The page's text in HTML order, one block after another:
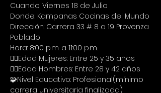
Cuando: Viernes 18 de Julio
Donde: Kampanas Cocinas del Mundo
Dirección: Carrera 33 # 8 a 19 Provenza
Poblado
Hora: 8:00 p.m. a 11:00 p.m.
🙋‍♀Edad Mujeres: Entre 25 y 35 años
🙋‍♂Edad Hombres: Entre 28 y 42 años
🧩Nivel Educativo: Profesional(mínimo
carrera universitaria finalizada)